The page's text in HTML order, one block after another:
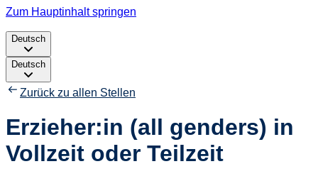
Zum Hauptinhalt springen
Deutsch
Deutsch
Zurück zu allen Stellen
Erzieher:in (all genders) in
Vollzeit oder Teilzeit